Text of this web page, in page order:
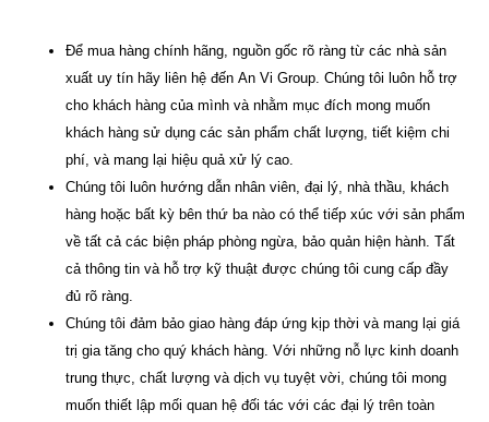
Để mua hàng chính hãng, nguồn gốc rõ ràng từ các nhà sản
xuất uy tín hãy liên hệ đến An Vi Group Chúng tôi luôn hỗ trợ
cho khách hàng của mình và nhằm mục đích mong muốn
khách hàng sử dụng các sản phẩm chất lượng, tiết kiệm chi
phí, và mang lại hiệu quả xử lý cao.
Chúng tôi luôn hướng dẫn nhân viên, đại lý, nhà thầu, khách
hàng hoặc bất kỳ bên thứ ba nào có thể tiếp xúc với sản phẩm
về tất cả các biện pháp phòng ngừa, bảo quản hiện hành. Tất
cả thông tin và hỗ trợ kỹ thuật được chúng tôi cung cấp đầy
đủ rõ ràng.
Chúng tôi đảm bảo giao hàng đáp ứng kịp thời và mang lại giá
trị gia tăng cho quý khách hàng. Với những nỗ lực kinh doanh
trung thực, chất lượng và dịch vụ tuyệt vời, chúng tôi mong
muốn thiết lập mối quan hệ đối tác với các đại lý trên toàn